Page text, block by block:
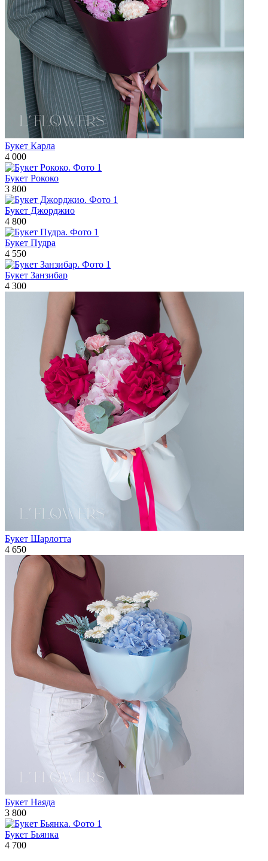
Букет Карла
4 000
Букет Рококо
3 800
Букет Джорджио
4 800
Букет Пудра
4 550
Букет Занзибар
4 300
Букет Шарлотта
4 650
Букет Наяда
3 800
Букет Бьянка
4 700